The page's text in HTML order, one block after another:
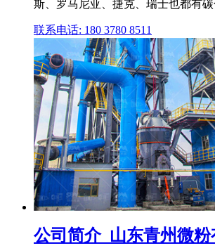
斯、罗马尼亚、捷克、瑞士也都有碳
联系电话: 180 3780 8511
公司简介_山东青州微